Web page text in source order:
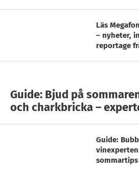
Läs
– nyheter,
reportage
Guide: Bjud på
och charkbricka –
Guide:
sommartips